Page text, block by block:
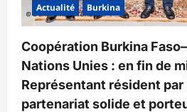
Actualité Burkina
Coopération Burkina
Nations Unies : en fin de
Représentant résident
partenariat solide et